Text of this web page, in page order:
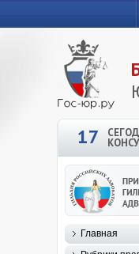
17
Главная